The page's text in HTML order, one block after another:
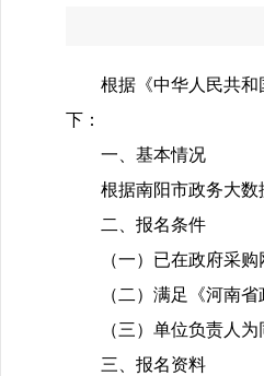
根据《中华人民共
下：
一、基本情况
根据南阳市政务大
二、报名条件
（一）已在政府采购
（二）满足《河南
（三）单位负责人
三、报名资料